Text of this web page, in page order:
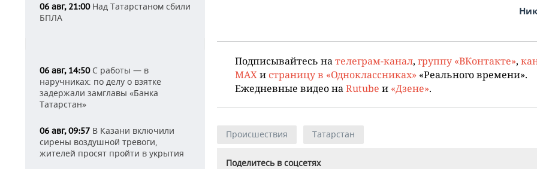
06 авг, 21:00Над Татарстаном сбили
БПЛА
06 авг, 14:50С работы — в
наручниках: по делу о взятке
задержали замглавы «Банка
Татарстан»
06 авг, 09:57 В Казани включили
сирены воздушной тревоги,
жителей просят пройти в укрытия
Подписывайтесь на телеграм-канал, группу «ВКонтакте»,
MAX и страницу в «Одноклассниках» «Реального времени».
Ежедневные видео на Rutube и «Дзене».
Происшествия Татарстан
Поделитесь в соцсетях